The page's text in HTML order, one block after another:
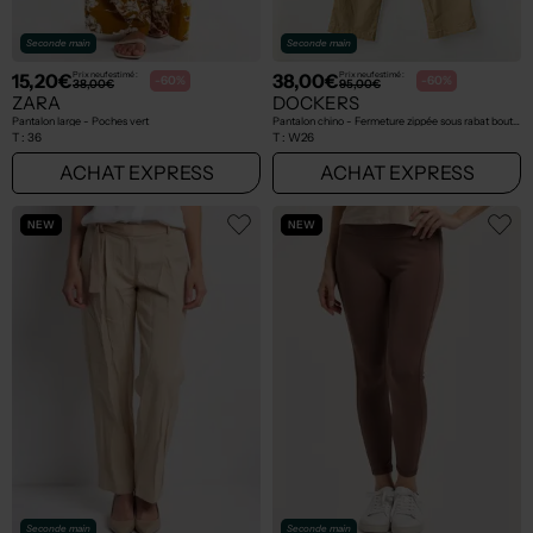
Seconde main
15,20€Prix neuf estimé :
38,00€ -60%
ZARA
Pantalon large - Poches vert
T : 36
ACHAT EXPRESS
Seconde main
38,00€Prix neuf estimé :
95,00€ -60%
DOCKERS
T : W26
ACHAT EXPRESS
NEW
Seconde main
NEW
Seconde main